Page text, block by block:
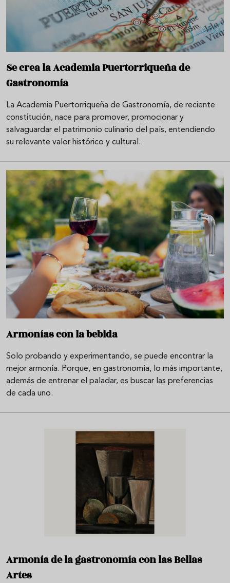
Se crea la Academia Puertorriqueña de
Gastronomía
La Academia Puertorriqueña de Gastronomía, de reciente
constitución, nace para promover, promocionar y
salvaguardar el patrimonio culinario del país, entendiendo
su relevante valor histórico y cultural.
Armonías con la bebida
Solo probando y experimentando, se puede encontrar la
mejor armonía. Porque, en gastronomía, lo más importante,
además de entrenar el paladar, es buscar las preferencias
de cada uno.
Armonía de la gastronomía con las Bellas
Artes